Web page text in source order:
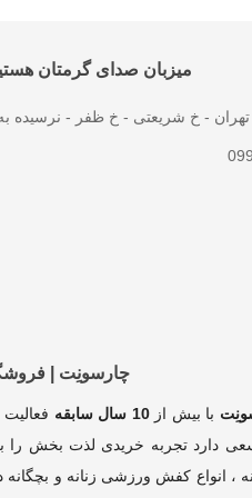
میزبان صدای گرمتان
- خ شریعتی - خ ظفر - نرسیده
چارسونِت |
با بیش از10 سال سابقه
دارد تجربه خریدی لذت بخش را
انواع کفش ورزشی زنانه و بچگانه